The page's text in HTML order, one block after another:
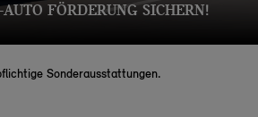
FÖRDERUNG SICHERN!
Sonderausstattungen.